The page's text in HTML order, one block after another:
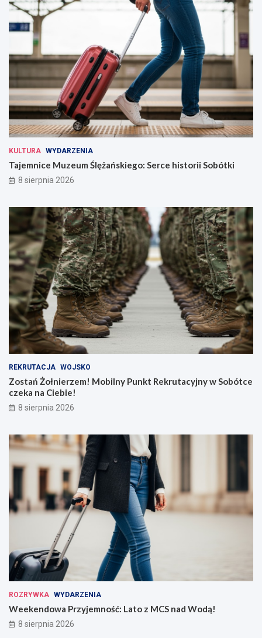
KULTURA WYDARZENIA
Tajemnice Muzeum Ślężańskiego: Serce historii Sobótki
8 sierpnia 2026
REKRUTACJA WOJSKO
Zostań Żołnierzem! Mobilny Punkt Rekrutacyjny w Sobótce
czeka na Ciebie!
8 sierpnia 2026
ROZRYWKA WYDARZENIA
Weekendowa Przyjemność: Lato z MCS nad Wodą!
8 sierpnia 2026